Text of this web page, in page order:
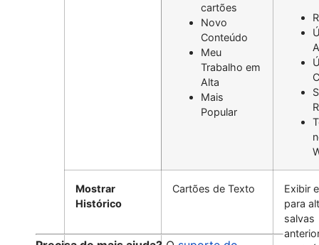
cartões
Novo
Conteúdo
Meu
Trabalho em
Alta
Mais
Popular
Mostrar
Histórico
Cartões de Texto
Exibir
para
salvas